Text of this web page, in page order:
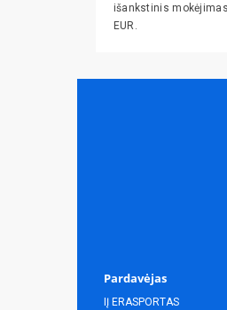
išankstinis
EUR.
Pardavėjas
IĮ ERASPORTAS